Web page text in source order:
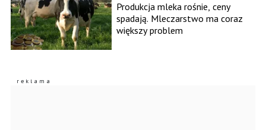
Produkcja mleka rośnie, ceny
spadają. Mleczarstwo ma coraz
większy problem